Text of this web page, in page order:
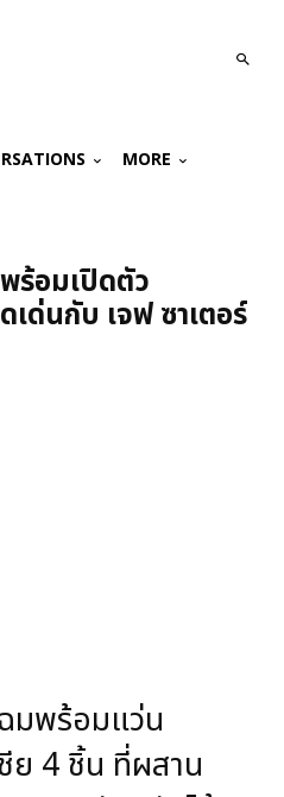
MORE
ร้อมเปิดตัว
ด่นกับ เจฟ ซาเตอร์
มพร้อมแว่น
ย 4 ชิ้น ที่ผสาน